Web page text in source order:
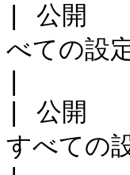
| 公
べての設
| 公
すべての